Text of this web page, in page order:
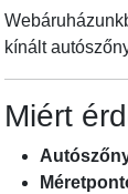
kínált
Miért